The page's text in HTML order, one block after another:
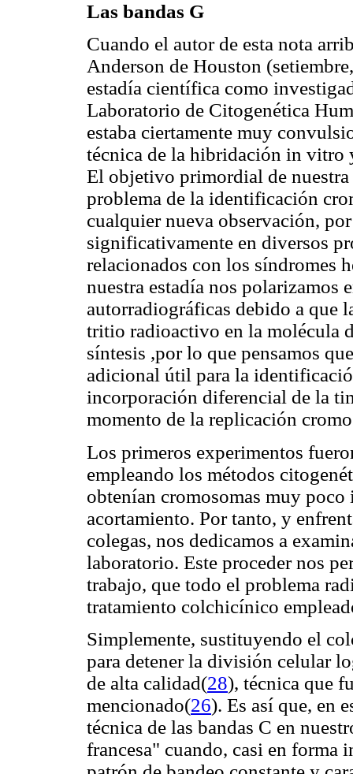
Las bandas G
Cuando el autor de esta nota
Anderson de Houston
estadía científica como
Laboratorio de Citogenética
estaba ciertamente muy
técnica de la hibridación in vitro
El objetivo primordial de nuestra
problema de la identificación
cualquier nueva observación,
significativamente en diversos
relacionados con los síndromes
nuestra estadía nos polarizamos
autorradiográficas debido a que
tritio radioactivo en la molécula
síntesis ,por lo que pensamos
adicional útil para la
incorporación diferencial de la
momento de la replicación
Los primeros experimentos
empleando los métodos
obtenían cromosomas muy
acortamiento. Por tanto, y
colegas, nos dedicamos a
laboratorio. Este proceder nos
trabajo, que todo el problema
tratamiento colchicínico
Simplemente, sustituyendo el
para detener la división celular
de alta calidad(28), técnica que
mencionado(26). Es así que, en
técnica de las bandas C en
francesa" cuando, casi en forma